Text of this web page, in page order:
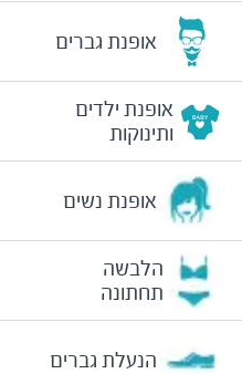
אופנת גברים
אופנת ילדים
ותינוקות
אופנת נשים
הלבשה
תחתונה
הנעלת גברים